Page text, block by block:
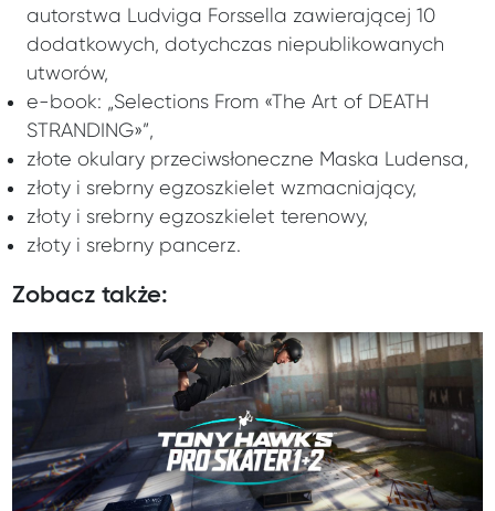
autorstwa Ludviga Forssella zawierającej 10
dodatkowych, dotychczas niepublikowanych
utworów,
e-book: „Selections From «The Art of DEATH
STRANDING»”,
złote okulary przeciwsłoneczne Maska Ludensa,
złoty i srebrny egzoszkielet wzmacniający,
złoty i srebrny egzoszkielet terenowy,
złoty i srebrny pancerz.
Zobacz także: